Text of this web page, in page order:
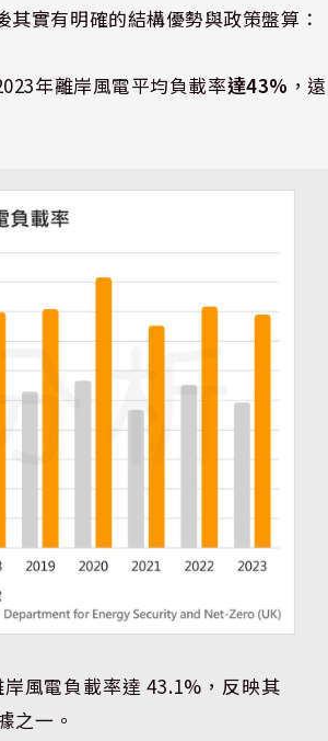
實有明確的結構優勢與政策盤算：
年離岸風電平均負載率達43% ，遠
風電負載率達 43.1%，反映其
之一。